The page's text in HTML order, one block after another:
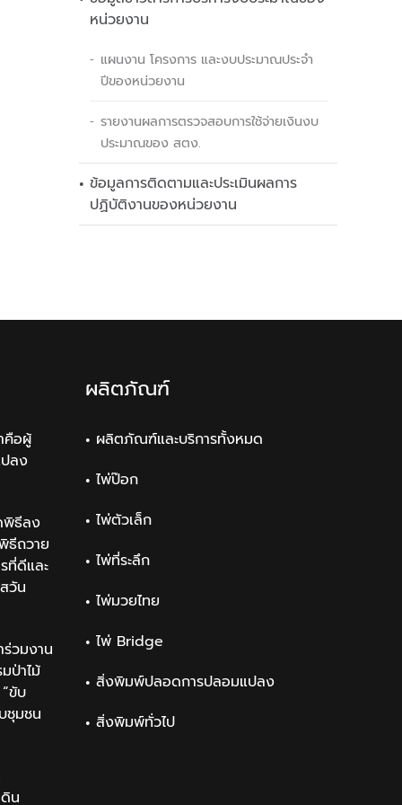
หน่วยงาน
แผนงาน โครงการ และงบประมาณประจำ
ปีของหน่วยงาน
รายงานผลการตรวจสอบการใช้จ่ายเงินงบ
ประมาณของ สตง.
ข้อมูลการติดตามและประเมินผลการ
ปฏิบัติงานของหน่วยงาน
คือผู้
ลง
พิธีลง
ธีถวาย
ที่ดีและ
วัน
วมงาน
ป่าไม้
ขับ
ชุมชน
น
ผลิตภัณฑ์
ผลิตภัณฑ์และบริการทั้งหมด
ไพ่ป๊อก
ไพ่ตัวเล็ก
ไพ่ที่ระลึก
ไพ่มวยไทย
ไพ่ Bridge
สิ่งพิมพ์ปลอดการปลอมแปลง
สิ่งพิมพ์ทั่วไป